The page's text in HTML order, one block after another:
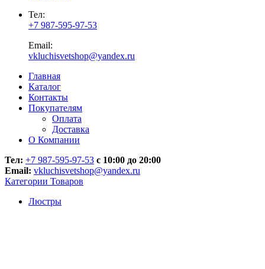
Тел:
+7 987-595-97-53
Email:
vkluchisvetshop@yandex.ru
Главная
Каталог
Контакты
Покупателям
Оплата
Доставка
О Компании
Тел: +7 987-595-97-53 с 10:00 до 20:00
Email: vkluchisvetshop@yandex.ru
Категории Товаров
Люстры